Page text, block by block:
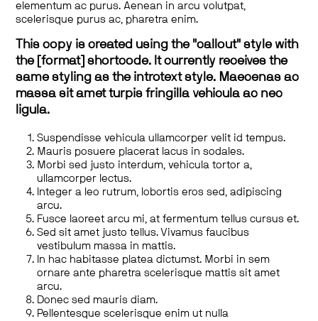
elementum ac purus. Aenean in arcu volutpat,
scelerisque purus ac, pharetra enim.
This copy is created using the "callout" style with
the [format] shortcode. It currently receives the
same styling as the introtext style. Maecenas ac
massa sit amet turpis fringilla vehicula ac nec
ligula.
Suspendisse vehicula ullamcorper velit id tempus.
Mauris posuere placerat lacus in sodales.
Morbi sed justo interdum, vehicula tortor a,
ullamcorper lectus.
Integer a leo rutrum, lobortis eros sed, adipiscing
arcu.
Fusce laoreet arcu mi, at fermentum tellus cursus et.
Sed sit amet justo tellus. Vivamus faucibus
vestibulum massa in mattis.
In hac habitasse platea dictumst. Morbi in sem
ornare ante pharetra scelerisque mattis sit amet
arcu.
Donec sed mauris diam.
Pellentesque scelerisque enim ut nulla